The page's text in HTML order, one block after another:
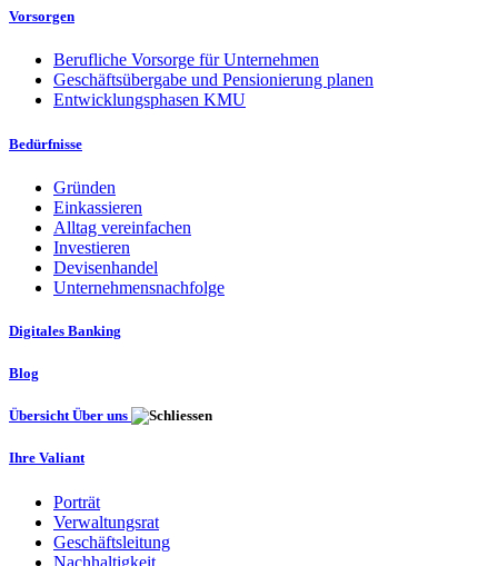
Vorsorgen
Berufliche Vorsorge für Unternehmen
Geschäftsübergabe und Pensionierung planen
Entwicklungsphasen KMU
Bedürfnisse
Gründen
Einkassieren
Alltag vereinfachen
Investieren
Devisenhandel
Unternehmensnachfolge
Digitales Banking
Blog
Übersicht Über uns
Ihre Valiant
Porträt
Verwaltungsrat
Geschäftsleitung
Nachhaltigkeit